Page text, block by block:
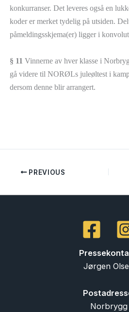
konkurranser. Det leveres også en
koder er merket tydelig på utsiden.
påmeldingsskjema(er) ligger i
§ 11 Vinnerne av hver klasse i
gå videre til NORØLs juleøltest i
dersom denne blir arrangert.
PREVIOUS
Jørgen
Norbrygg